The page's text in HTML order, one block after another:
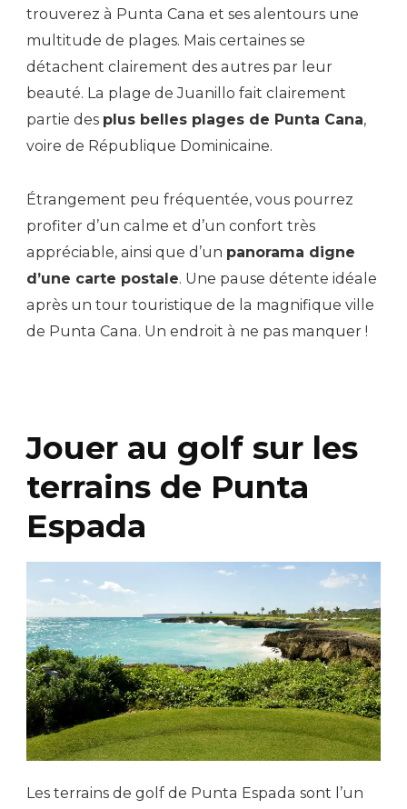
trouverez à Punta Cana et ses alentours une
multitude de plages. Mais certaines se
détachent clairement des autres par leur
beauté. La plage de Juanillo fait clairement
partie des plus belles plages de Punta Cana,
voire de République Dominicaine.
Étrangement peu fréquentée, vous pourrez
profiter d’un calme et d’un confort très
appréciable, ainsi que d’un panorama digne
d’une carte postale. Une pause détente idéale
après un tour touristique de la magnifique ville
de Punta Cana. Un endroit à ne pas manquer !
Jouer au golf sur les
terrains de Punta
Espada
Les terrains de golf de Punta Espada sont l’un